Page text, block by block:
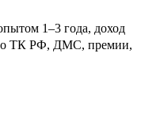
1–3 года, доход
ТК РФ, ДМС, премии,